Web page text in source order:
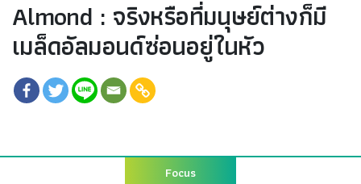
Almond : จริงหรือที่มนุษย์ต่างก็มี
เมล็ดอัลมอนด์ซ่อนอยู่ในหัว
Focus